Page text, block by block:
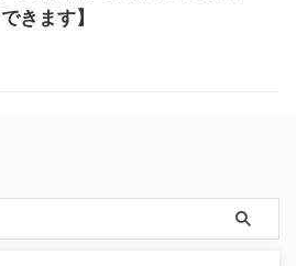
できます】